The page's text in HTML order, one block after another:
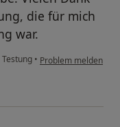
die für mich
war.
Testung • Problem melden